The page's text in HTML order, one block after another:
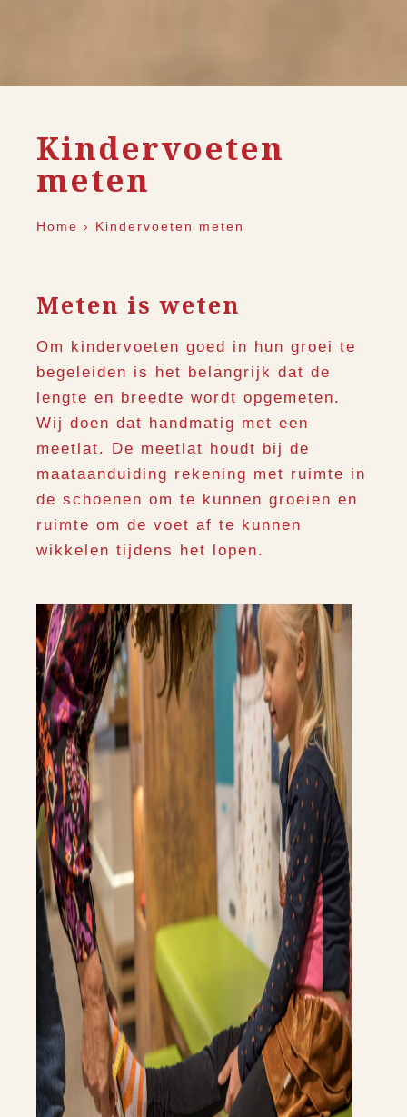
Kindervoeten
meten
Home › Kindervoeten meten
Meten is weten
Om kindervoeten goed in hun groei te
begeleiden is het belangrijk dat de
lengte en breedte wordt opgemeten.
Wij doen dat handmatig met een
meetlat. De meetlat houdt bij de
maataanduiding rekening met ruimte in
de schoenen om te kunnen groeien en
ruimte om de voet af te kunnen
wikkelen tijdens het lopen.